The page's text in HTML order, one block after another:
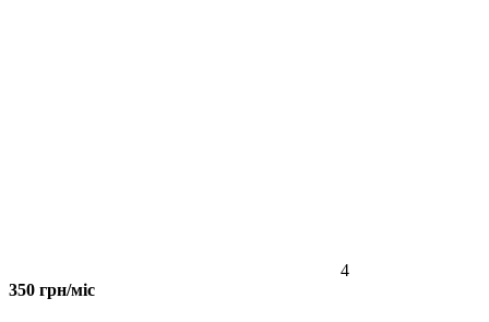
4
350 грн/міс